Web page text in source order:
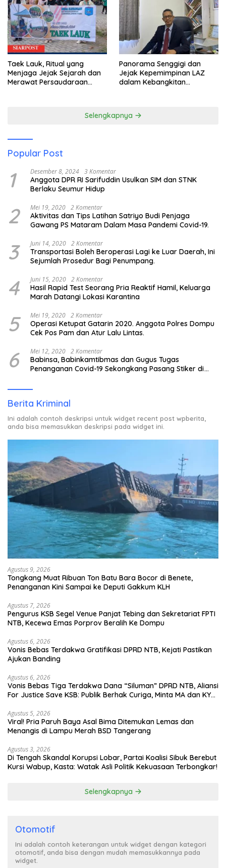
Taek Lauk, Ritual yang
Menjaga Jejak Sejarah dan
Merawat Persaudaraan
Panorama Senggigi dan
Jejak Kepemimpinan LAZ
dalam Kebangkitan
Selengkapnya
Popular Post
1 Desember 8, 2024 3 Komentar
Anggota DPR RI Sarifuddin Usulkan SIM dan STNK
Berlaku Seumur Hidup
2 Mei 19, 2020 2 Komentar
Aktivitas dan Tips Latihan Satriyo Budi Penjaga
Gawang PS Mataram Dalam Masa Pandemi Covid-19.
3 Juni 14, 2020 2 Komentar
Transportasi Boleh Beroperasi Lagi ke Luar Daerah, Ini
Sejumlah Prosedur Bagi Penumpang.
4 Juni 15, 2020 2 Komentar
Hasil Rapid Test Seorang Pria Reaktif Hamil, Keluarga
Marah Datangi Lokasi Karantina
5 Mei 19, 2020 2 Komentar
Operasi Ketupat Gatarin 2020. Anggota Polres Dompu
Cek Pos Pam dan Atur Lalu Lintas.
6 Mei 12, 2020 2 Komentar
Babinsa, Babinkamtibmas dan Gugus Tugas
Penanganan Covid-19 Sekongkang Pasang Stiker di
Berita Kriminal
Ini adalah contoh deskripsi untuk widget recent post wpberita,
anda bisa memasukkan deskripsi pada widget ini.
Agustus 9, 2026
Tongkang Muat Ribuan Ton Batu Bara Bocor di Benete,
Penanganan Kini Sampai ke Deputi Gakkum KLH
Agustus 7, 2026
Pengurus KSB Segel Venue Panjat Tebing dan Sekretariat FPTI
NTB, Kecewa Emas Porprov Beralih Ke Dompu
Agustus 6, 2026
Vonis Bebas Terdakwa Gratifikasi DPRD NTB, Kejati Pastikan
Ajukan Banding
Agustus 6, 2026
Vonis Bebas Tiga Terdakwa Dana “Siluman” DPRD NTB, Aliansi
For Justice Save KSB: Publik Berhak Curiga, Minta MA dan KY
Agustus 5, 2026
Viral! Pria Paruh Baya Asal Bima Ditemukan Lemas dan
Menangis di Lampu Merah BSD Tangerang
Agustus 3, 2026
Di Tengah Skandal Korupsi Lobar, Partai Koalisi Sibuk Berebut
Kursi Wabup, Kasta: Watak Asli Politik Kekuasaan Terbongkar!
Selengkapnya
Otomotif
Ini adalah contoh keterangan untuk widget dengan kategori
otomotif, anda bisa dengan mudah memasukkannya pada
widget.